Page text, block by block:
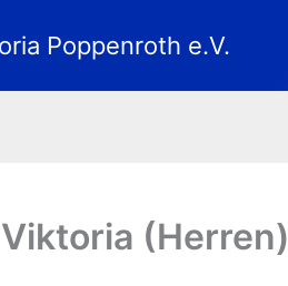
Poppenroth e.V.
(Herren)